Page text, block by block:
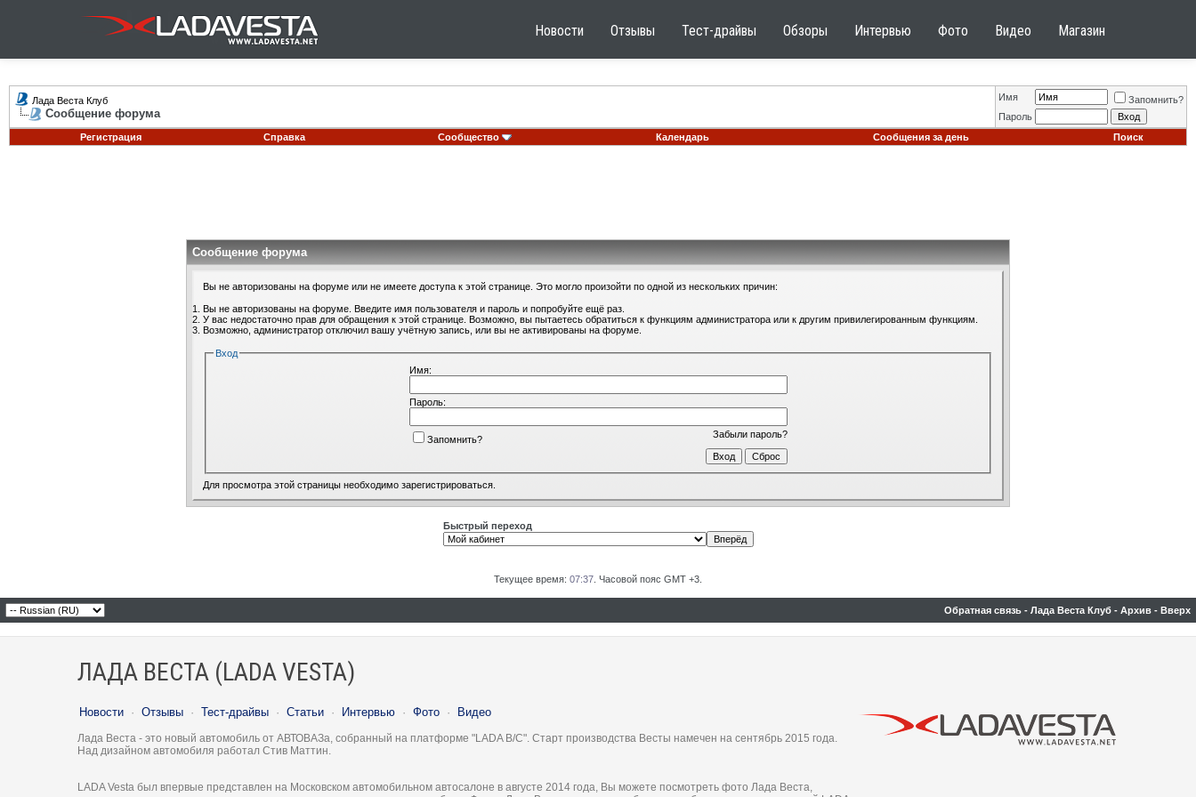
Новости Отзывы Тест-драйвы Обзоры Интервью Фото Видео Магазин
Лада Веста Клуб
Сообщение форума
Имя
Запомнить?
Пароль
Регистрация
Справка Сообщество Календарь Сообщения за день Поиск
Сообщение форума
Вы не авторизованы на форуме или не имеете доступа к этой странице. Это могло произойти по одной из нескольких причин:
Вы не авторизованы на форуме. Введите имя пользователя и пароль и попробуйте ещё раз.
У вас недостаточно прав для обращения к этой странице. Возможно, вы пытаетесь обратиться к функциям администратора или к другим привилегированным функциям.
Возможно, администратор отключил вашу учётную запись, или вы не активированы на форуме.
Вход
Имя:
Пароль:
Забыли пароль?
Запомнить?
Для просмотра этой страницы необходимо зарегистрироваться
Быстрый переход
Текущее время: 07:37 . Часовой пояс GMT +3.
Обратная связь - Лада Веста Клуб - Архив - Вверх
ЛАДА ВЕСТА (LADA VESTA)
Новости · Отзывы · Тест-драйвы · Статьи · Интервью · Фото · Видео
Лада Веста - это новый автомобиль от АВТОВАЗа, собранный на платформе "LADA B/C". Старт производства Весты намечен на сентябрь 2015 года.
Над дизайном автомобиля работал Стив Маттин.
LADA Vesta был впервые представлен на Московском автомобильном автосалоне в августе 2014 года, Вы можете посмотреть фото Лада Веста,